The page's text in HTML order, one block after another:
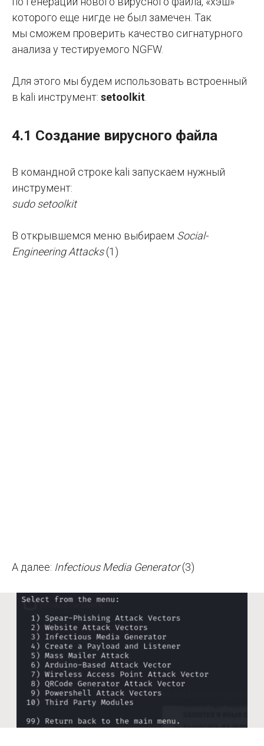
которого еще нигде не был замечен. Так
мы сможем проверить качество сигнатурного
анализа у тестируемого NGFW.
Для этого мы будем использовать встроенный
в kali инструмент: setoolkit
4.1 Создание вирусного файла
В командной строке kali запускаем нужный
инструмент:
sudo setoolkit
В открывшемся меню выбираем Social-
Engineering Attacks(1)
А далее: Infectious Media Generator(3)